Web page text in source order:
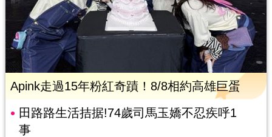
Apink走過15年粉紅奇蹟！8/8相約高雄巨蛋
田路路生活拮据!74歲司馬玉嬌不忍疾呼1
事